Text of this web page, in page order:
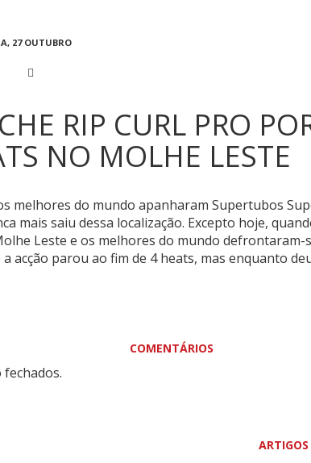
27 OUTUBRO
RIP CURL PRO
NO MOLHE LESTE
melhores do mundo apanharam Supertubos
mais saiu dessa localização. Excepto hoje,
Leste e os melhores do mundo defrontaram-
a acção parou ao fim de 4 heats, mas enquanto
COMENTÁRIOS